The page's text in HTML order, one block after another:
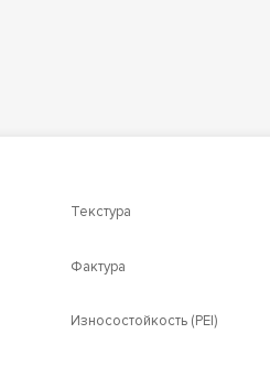
Текстура
Фактура
Износостойкость (PEI)